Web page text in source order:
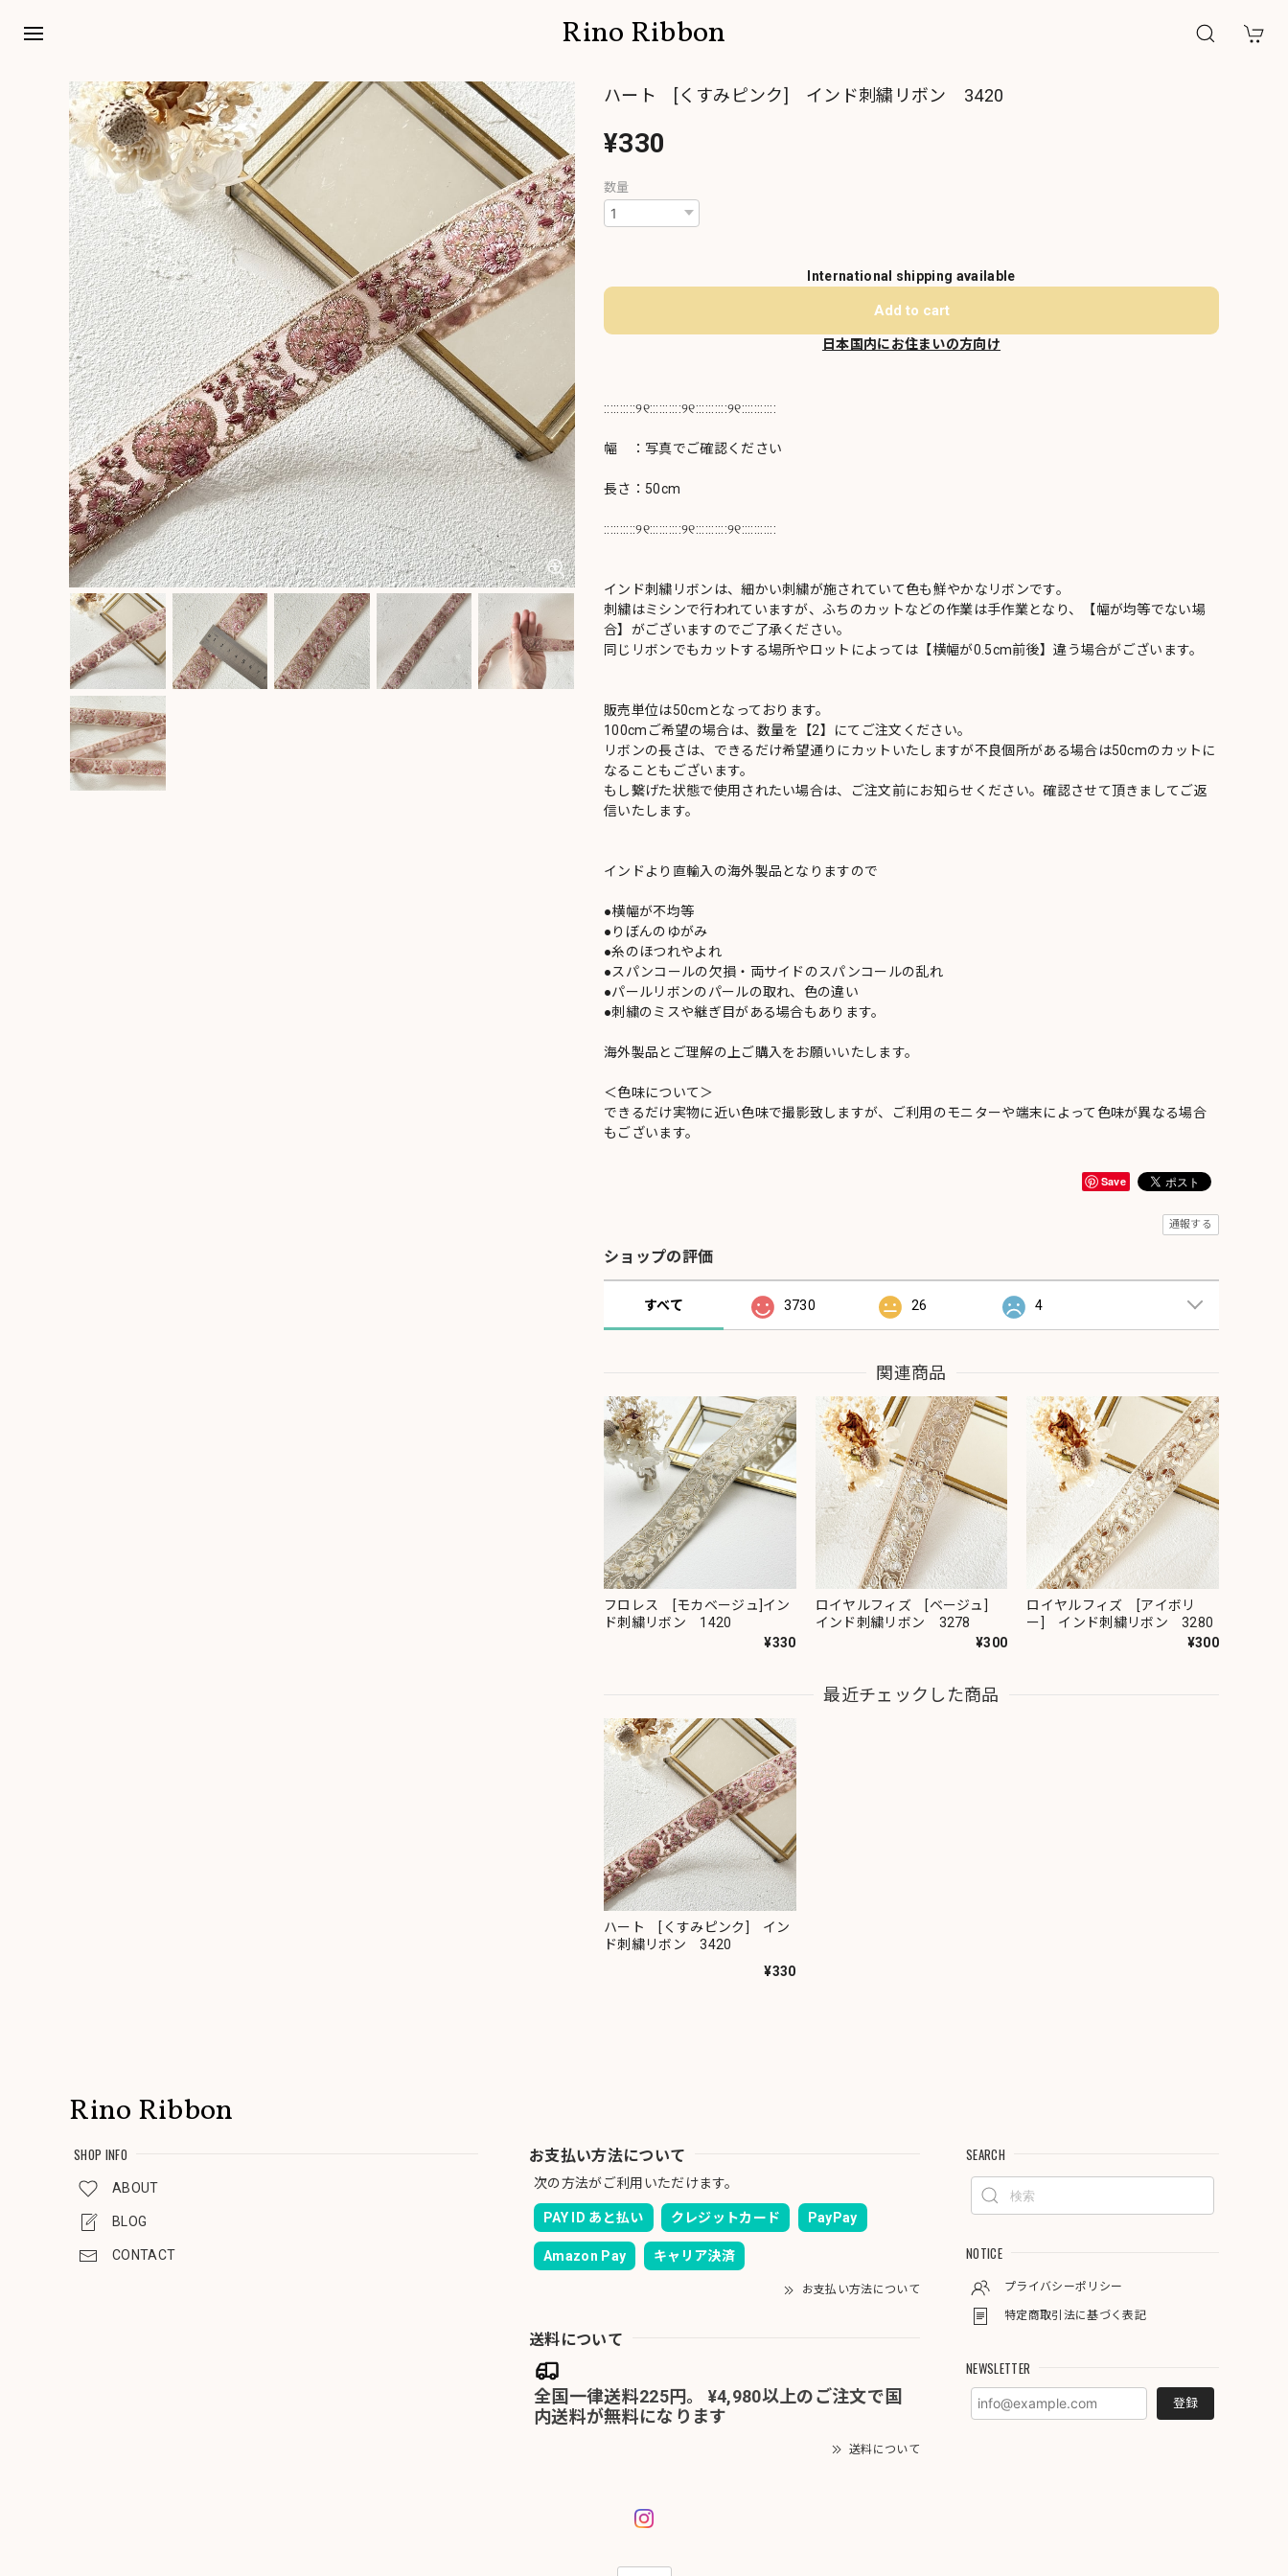
Rino Ribbon
ハート [くすみピンク] インド刺繍リボン 3420
¥330
数量
International shipping available
Add to cart
日本国内にお住まいの方向け
::::::::::୨୧::::::::::୨୧::::::::::୨୧:::::::::::
幅 ：写真でご確認ください
長さ：50cm
::::::::::୨୧::::::::::୨୧::::::::::୨୧:::::::::::
インド刺繍リボンは、細かい刺繍が施されていて色も鮮やかなリボンです。
刺繍はミシンで行われていますが、ふちのカットなどの作業は手作業となり、【幅が均等でない場
合】がございますのでご了承ください。
同じリボンでもカットする場所やロットによっては【横幅が0.5cm前後】違う場合がございます。
販売単位は50cmとなっております。
100cmご希望の場合は、数量を【2】にてご注文ください。
リボンの長さは、できるだけ希望通りにカットいたしますが不良個所がある場合は50cmのカットに
なることもございます。
もし繋げた状態で使用されたい場合は、ご注文前にお知らせください。確認させて頂きましてご返
信いたします。
インドより直輸入の海外製品となりますので
●横幅が不均等
●りぼんのゆがみ
●糸のほつれやよれ
●スパンコールの欠損・両サイドのスパンコールの乱れ
●パールリボンのパールの取れ、色の違い
●刺繍のミスや継ぎ目がある場合もあります。
海外製品とご理解の上ご購入をお願いいたします。
＜色味について＞
できるだけ実物に近い色味で撮影致しますが、ご利用のモニターや端末によって色味が異なる場合
もございます。
Save
通報する
ショップの評価
すべて 3730 26 4
関連商品
フロレス [モカベージュ]イン
ド刺繍リボン 1420
¥330
ロイヤルフィズ [ベージュ]
インド刺繍リボン 3278
¥300
ロイヤルフィズ [アイボリ
ー] インド刺繍リボン 3280
¥300
最近チェックした商品
ハート [くすみピンク] イン
ド刺繍リボン 3420
¥330
Rino Ribbon
SHOP INFO
ABOUT
BLOG
CONTACT
お支払い方法について
次の方法がご利用いただけます。
PAY ID あと払い クレジットカード PayPay
Amazon Pay キャリア決済
お支払い方法について
送料について
全国一律送料225円。 ¥4,980以上のご注文で国
内送料が無料になります
送料について
SEARCH
NOTICE
プライバシーポリシー
特定商取引法に基づく表記
NEWSLETTER
登録